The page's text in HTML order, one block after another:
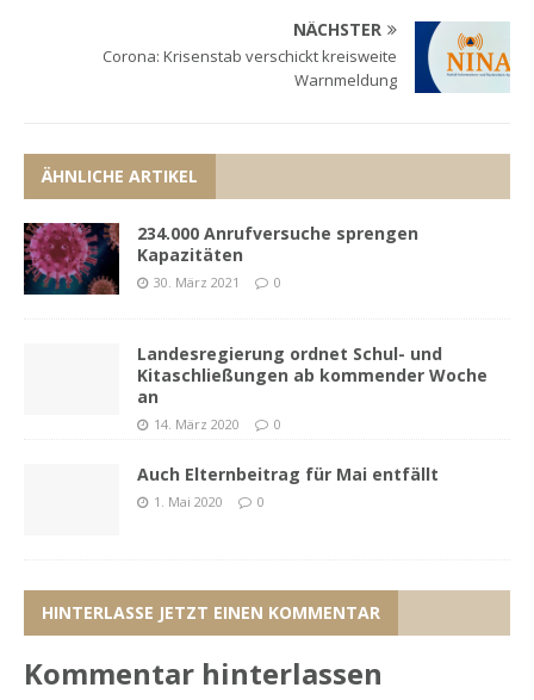
NÄCHSTER
Corona: Krisenstab verschickt kreisweite
Warnmeldung
ÄHNLICHE ARTIKEL
234.000 Anrufversuche sprengen
Kapazitäten
30. März 2021 0
Landesregierung ordnet Schul- und
Kitaschließungen ab kommender Woche
an
14. März 2020 0
Auch Elternbeitrag für Mai entfällt
1. Mai 2020 0
HINTERLASSE JETZT EINEN KOMMENTAR
Kommentar hinterlassen